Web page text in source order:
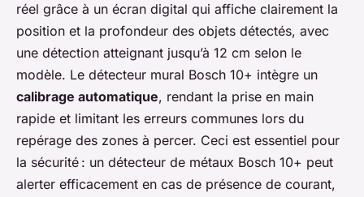
réel grâce à un écran digital qui affiche clairement la
position et la profondeur des objets détectés, avec
une détection atteignant jusqu’à 12 cm selon le
modèle. Le détecteur mural Bosch 10+ intègre un
calibrage automatique, rendant la prise en main
rapide et limitant les erreurs communes lors du
repérage des zones à percer. Ceci est essentiel pour
la sécurité : un détecteur de métaux Bosch 10+ peut
alerter efficacement en cas de présence de courant,